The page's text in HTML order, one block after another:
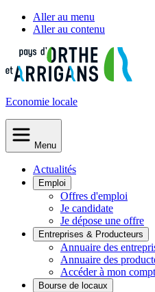
Aller au menu
Aller au contenu
Economie locale
Menu
Actualités
Emploi
Offres d'emploi
Je candidate
Je dépose une offre
Entreprises & Producteurs
Annuaire des
Annuaire des
Accéder à mon
Bourse de locaux